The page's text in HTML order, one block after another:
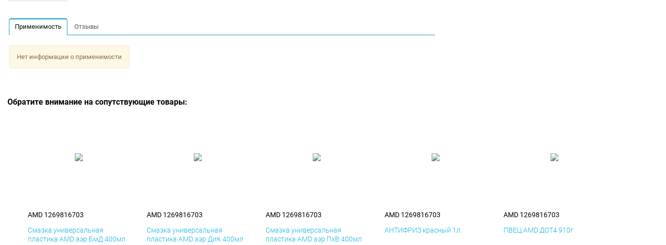
Применимость Отзывы
Нет информации о применимости
Обратите внимание на сопутствующие товары:
AMD 1269816703
Смазка универсальная
пластика AMD аэр БмД 400мл
AMD 1269816703
Смазка универсальная
пластика AMD аэр ДиК 400мл
AMD 1269816703
Смазка универсальная
пластика AMD аэр ПхВ 400мл
AMD 1269816703
АНТИФРИЗ красный 1л.
AMD 1269816703
ПВЕЦ AMD ДОТ4 910г